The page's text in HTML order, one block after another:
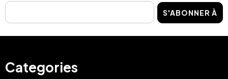
S'ABONNER À
Categories